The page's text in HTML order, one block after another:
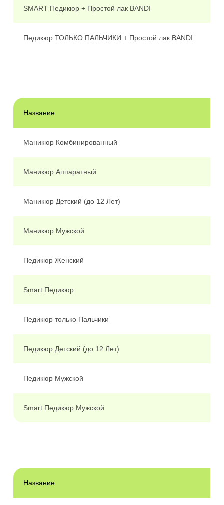
SMART Педикюр + Простой лак BANDI
Педикюр ТОЛЬКО ПАЛЬЧИКИ + Простой лак BANDI
Название
Маникюр Комбинированный
Маникюр Аппаратный
Маникюр Детский (до 12 Лет)
Маникюр Мужской
Педикюр Женский
Smart Педикюр
Педикюр только Пальчики
Педикюр Детский (до 12 Лет)
Педикюр Мужской
Smart Педикюр Мужской
Название